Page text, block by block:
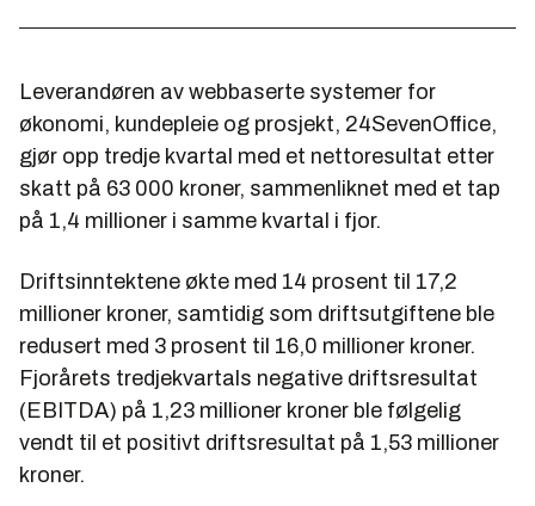
Leverandøren av webbaserte systemer for
økonomi, kundepleie og prosjekt, 24SevenOffice,
gjør opp tredje kvartal med et nettoresultat etter
skatt på 63 000 kroner, sammenliknet med et tap
på 1,4 millioner i samme kvartal i fjor.
Driftsinntektene økte med 14 prosent til 17,2
millioner kroner, samtidig som driftsutgiftene ble
redusert med 3 prosent til 16,0 millioner kroner.
Fjorårets tredjekvartals negative driftsresultat
(EBITDA) på 1,23 millioner kroner ble følgelig
vendt til et positivt driftsresultat på 1,53 millioner
kroner.